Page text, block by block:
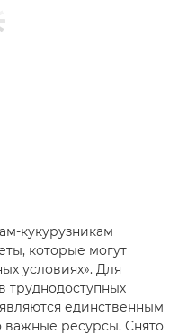
кукурузникам
которые могут
условиях». Для
труднодоступных
единственным
важные ресурсы. Снято